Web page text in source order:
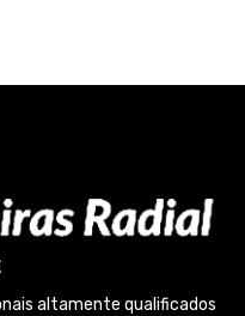
altamente qualificados